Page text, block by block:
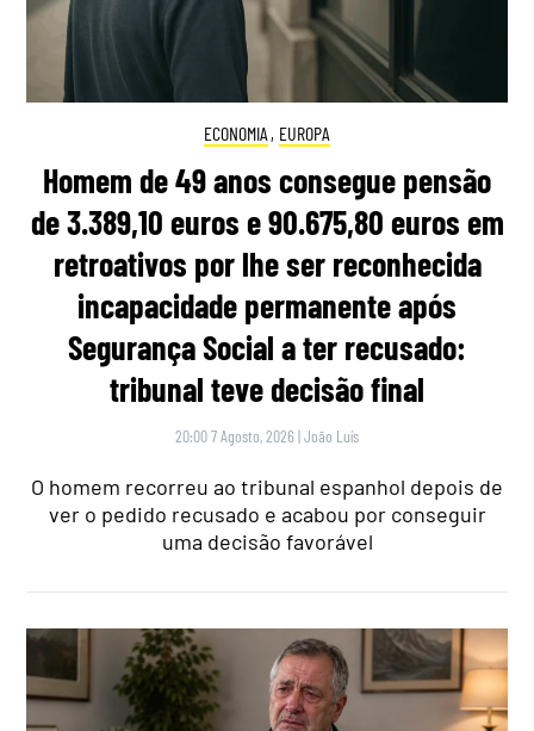
ECONOMIA , EUROPA
Homem de 49 anos consegue pensão
de 3.389,10 euros e 90.675,80 euros em
retroativos por lhe ser reconhecida
incapacidade permanente após
Segurança Social a ter recusado:
tribunal teve decisão final
20:00 7 Agosto, 2026 |João Luís
O homem recorreu ao tribunal espanhol depois de
ver o pedido recusado e acabou por conseguir
uma decisão favorável